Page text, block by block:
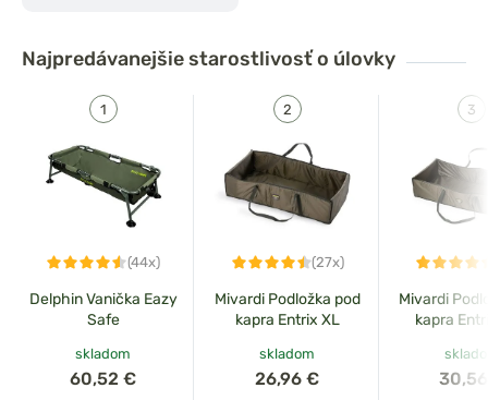
Giants Fishing Podberák
Carp Plus 42 Landing
Najpredávanejšiestarostlivosť o úlovky
(44x)
Delphin Vanička Eazy
Safe
skladom
60,52 €
(27x)
Mivardi Podložka pod
kapra Entrix XL
skladom
26,96 €
Mivardi
kapra